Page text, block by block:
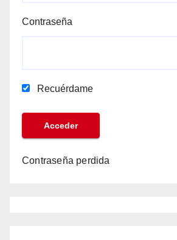
Contraseña
Recuérdame
Contraseña perdida